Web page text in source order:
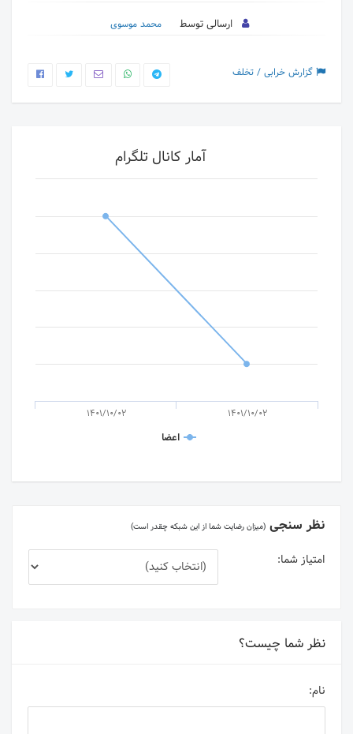
ارسالی توسط محمد موسوی
گزارش خرابی / تخلف
آمار کانال تلگرام
اعضا
1401/10/02 1401/10/02
نظر سنجی (میزان رضایت شما از این شبکه چقدر است)
امتیاز شما:
نظر شما چیست؟
نام: